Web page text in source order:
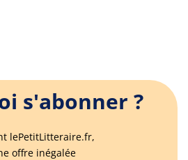
s'abonner ?
lePetitLitteraire.fr,
offre inégalée